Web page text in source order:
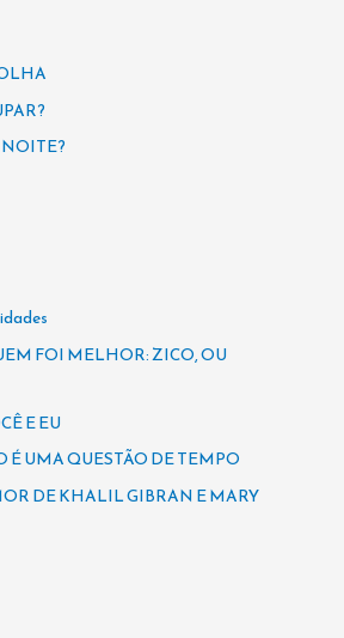
FOI MELHOR: ZICO, OU
E EU
É UMA QUESTÃO DE TEMPO
DE KHALIL GIBRAN E MARY